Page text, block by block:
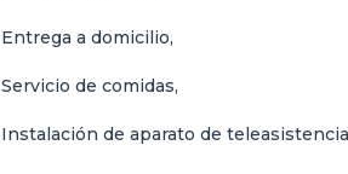
Entrega a domicilio,
Servicio de comidas,
Instalación de aparato de